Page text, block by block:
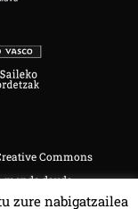
Commons
daude.
zure nabigatzailea